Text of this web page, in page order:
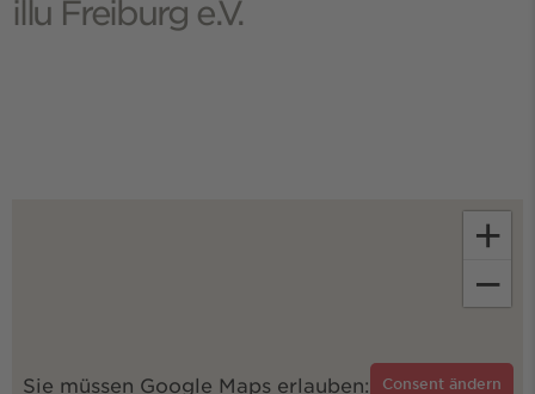
illu Freiburg e.V.
Sie müssen Google Maps erlauben: Consent ändern
+
−